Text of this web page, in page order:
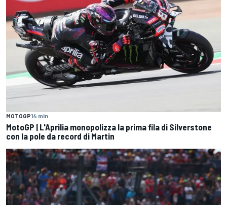
MOTOGP14 min
MotoGP | L'Aprilia monopolizza la prima fila di Silverstone
con la pole da record di Martin